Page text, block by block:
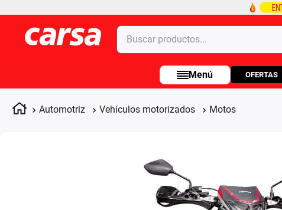
Buscar productos...
OFERTAS
Automotriz Vehículos motorizados Motos
Términos más buscados